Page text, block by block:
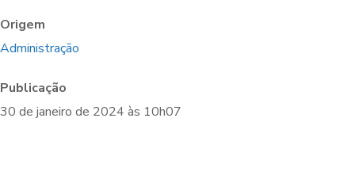
Origem
Administração
Publicação
30 de janeiro de 2024 às 10h07